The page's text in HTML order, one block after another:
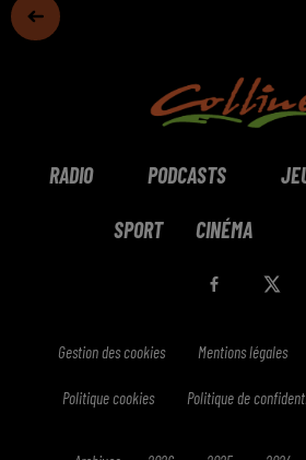
RADIO PODCASTS
SPORT CINÉMA
Gestion des cookies Mentions légales
Politique cookies Politique de